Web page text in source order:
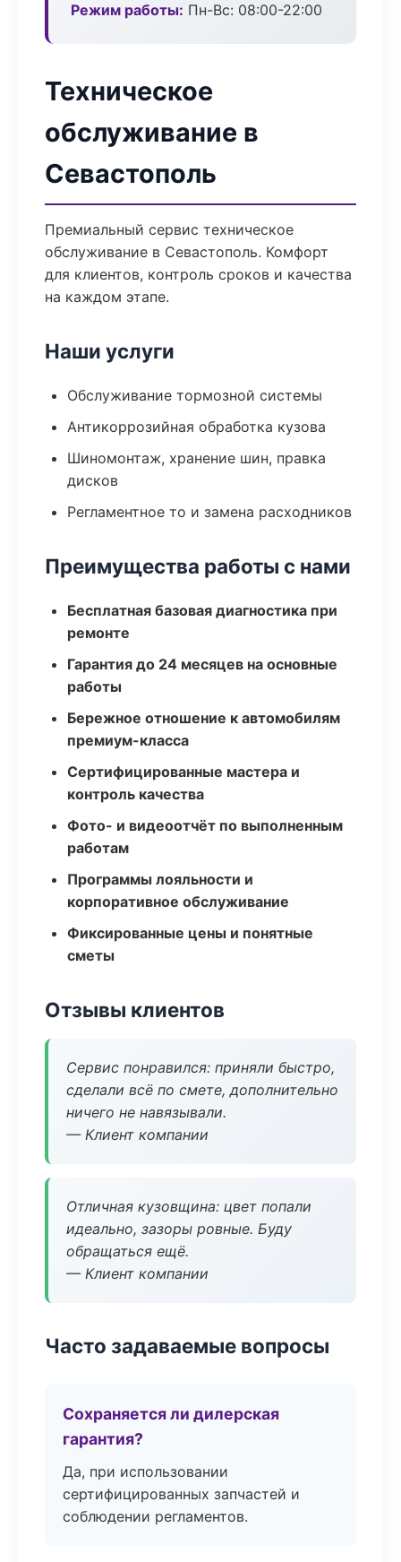
Режим работы: Пн-Вс: 08:00-22:00
Техническое
обслуживание в
Севастополь
Премиальный сервис техническое
обслуживание в Севастополь. Комфорт
для клиентов, контроль сроков и качества
на каждом этапе.
Наши услуги
Обслуживание тормозной системы
Антикоррозийная обработка кузова
Шиномонтаж, хранение шин, правка
дисков
Регламентное то и замена расходников
Преимущества работы с нами
Бесплатная базовая диагностика при
ремонте
Гарантия до 24 месяцев на основные
работы
Бережное отношение к автомобилям
премиум-класса
Сертифицированные мастера и
контроль качества
Фото- и видеоотчёт по выполненным
работам
Программы лояльности и
корпоративное обслуживание
Фиксированные цены и понятные
сметы
Отзывы клиентов
Сервис понравился: приняли быстро,
сделали всё по смете, дополнительно
ничего не навязывали.
— Клиент компании
Отличная кузовщина: цвет попали
идеально, зазоры ровные. Буду
обращаться ещё.
— Клиент компании
Часто задаваемые вопросы
Сохраняется ли дилерская
гарантия?
Да, при использовании
сертифицированных запчастей и
соблюдении регламентов.